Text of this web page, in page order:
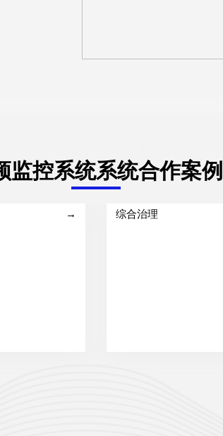
监控系统系统合作案例
→ 综合治理